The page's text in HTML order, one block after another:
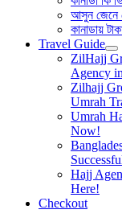
আসুন জেনে
কানাডায়
Travel Guide
ZilHajj
Agency
Zilhajj
Umrah
Umrah
Now!
Hajj
Here!
Checkout